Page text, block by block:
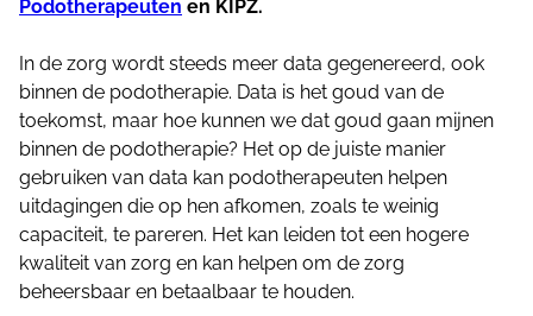
Podotherapeuten en KIPZ.
In de zorg wordt steeds meer data gegenereerd, ook
binnen de podotherapie. Data is het goud van de
toekomst, maar hoe kunnen we dat goud gaan mijnen
binnen de podotherapie? Het op de juiste manier
gebruiken van data kan podotherapeuten helpen
uitdagingen die op hen afkomen, zoals te weinig
capaciteit, te pareren. Het kan leiden tot een hogere
kwaliteit van zorg en kan helpen om de zorg
beheersbaar en betaalbaar te houden.